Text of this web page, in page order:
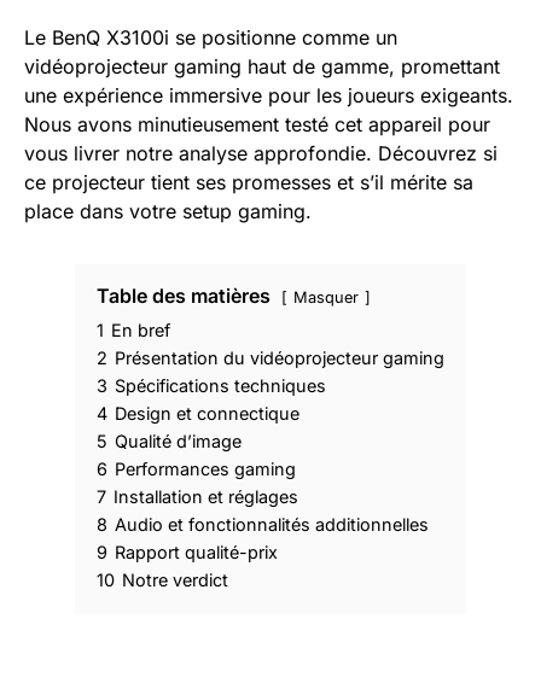
Le BenQ X3100i se positionne comme un
vidéoprojecteur gaming haut de gamme, promettant
une expérience immersive pour les joueurs exigeants.
Nous avons minutieusement testé cet appareil pour
vous livrer notre analyse approfondie. Découvrez si
ce projecteur tient ses promesses et s’il mérite sa
place dans votre setup gaming.
Table des matières Masquer
1 En bref
2 Présentation du vidéoprojecteur gaming
3 Spécifications techniques
4 Design et connectique
5 Qualité d’image
6 Performances gaming
7 Installation et réglages
8 Audio et fonctionnalités additionnelles
9 Rapport qualité-prix
10 Notre verdict